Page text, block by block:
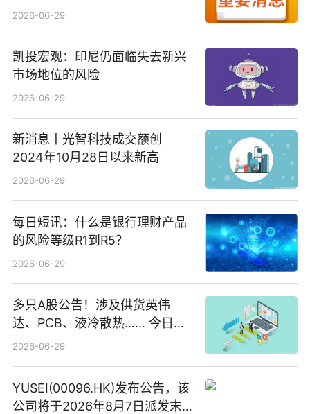
备案公示剧目197部
2026-06-29
凯投宏观：印尼仍面临失去新兴
市场地位的风险
2026-06-29
新消息丨光智科技成交额创
2024年10月28日以来新高
2026-06-29
每日短讯：什么是银行理财产品
的风险等级R1到R5？
2026-06-29
多只A股公告！涉及供货英伟
达、PCB、液冷散热…… 今日快
讯
2026-06-29
YUSEI(00096.HK)发布公告，该
公司将于2026年8月7日派发末